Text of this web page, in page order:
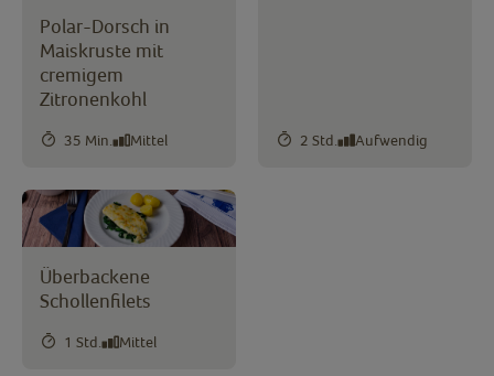
Polar-Dorsch in
Maiskruste mit
cremigem
Zitronenkohl
35 Min. Mittel 2 Std. Aufwendig
Überbackene
Schollenfilets
1 Std. Mittel